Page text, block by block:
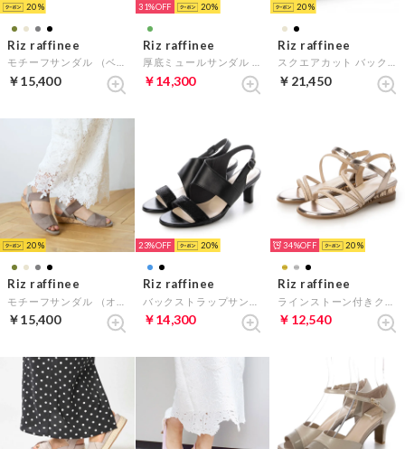
20
Riz raffinee
￥15,400
31% 20
Riz raffinee
￥14,300
20
Riz raffinee
￥21,450
20
Riz raffinee
￥15,400
23% 20
Riz raffinee
￥14,300
34% 20
Riz raffinee
￥12,540